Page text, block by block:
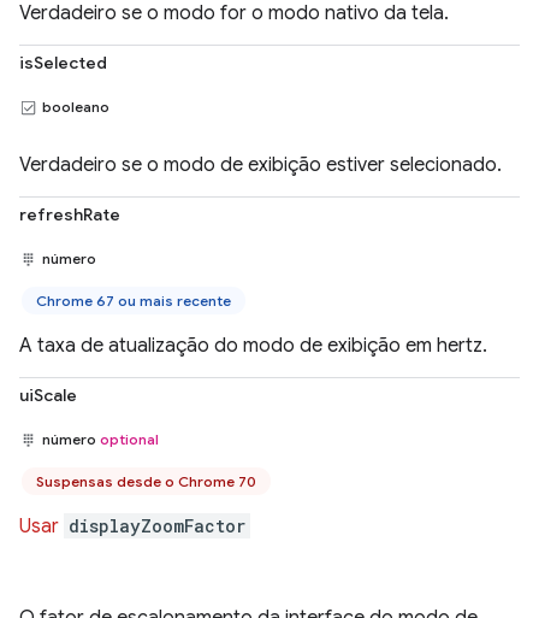
Verdadeiro se o modo for o modo nativo da tela.
isSelected
booleano
Verdadeiro se o modo de exibição estiver selecionado.
refreshRate
número
Chrome 67 ou mais recente
A taxa de atualização do modo de exibição em hertz.
uiScale
número optional
Suspensas desde o Chrome 70
Usar displayZoomFactor